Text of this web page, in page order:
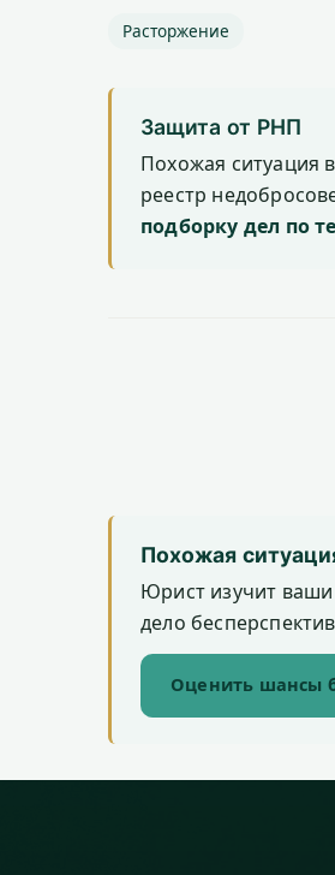
Расторжение
Защита от РНП
Похожая ситуация
реестр
подборку дел по
Похожая
Юрист изучит
дело
Оценить шансы